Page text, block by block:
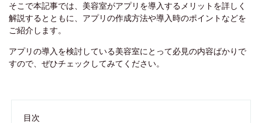
そこで本記事では、美容室がアプリを導入するメリットを詳しく
解説するとともに、アプリの作成方法や導入時のポイントなどを
ご紹介します。
アプリの導入を検討している美容室にとって必見の内容ばかりで
すので、ぜひチェックしてみてください。
目次